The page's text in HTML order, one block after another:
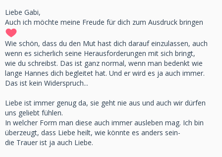
Liebe Gabi,
Auch ich möchte meine Freude für dich zum Ausdruck bringen
Wie schön, dass du den Mut hast dich darauf einzulassen, auch
wenn es sicherlich seine Herausforderungen mit sich bringt,
wie du schreibst. Das ist ganz normal, wenn man bedenkt wie
lange Hannes dich begleitet hat. Und er wird es ja auch immer.
Das ist kein Widerspruch...
Liebe ist immer genug da, sie geht nie aus und auch wir dürfen
uns geliebt fühlen.
In welcher Form man diese auch immer ausleben mag. Ich bin
überzeugt, dass Liebe heilt, wie könnte es anders sein-
die Trauer ist ja auch Liebe.